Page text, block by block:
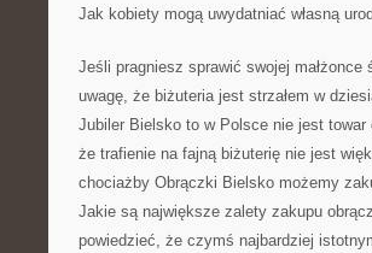
Jak kobiety mogą uwydatniać własną
Jeśli pragniesz sprawić swojej
uwagę, że biżuteria jest strzałem w
Jubiler Bielsko to w Polsce nie jest
że trafienie na fajną biżuterię nie jest
chociażby Obrączki Bielsko możemy
Jakie są największe zalety zakupu
powiedzieć, że czymś najbardziej